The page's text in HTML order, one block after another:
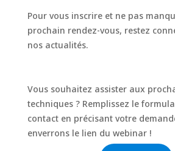
Pour vous inscrire et ne pas
prochain rendez-vous, restez
nos actualités.
Vous souhaitez assister aux
techniques ? Remplissez le
contact en précisant votre
enverrons le lien du webinar !